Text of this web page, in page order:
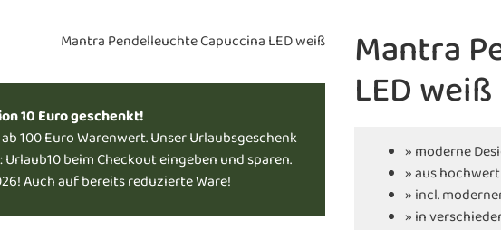
10 Euro geschenkt!
100 Euro Warenwert. Unser Urlaubsgeschenk
beim Checkout eingeben und sparen.
Auch auf bereits reduzierte Ware!
Mantra
LED weiß
» moderne
» aus
» incl.
» in